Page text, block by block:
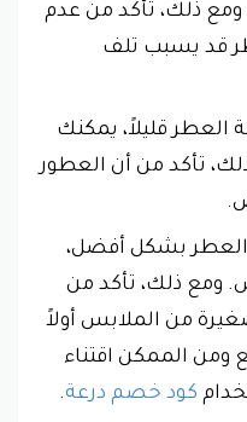
ذلك، تأكد من عدم
قد يسبب تلف
العطر قليلاً، يمكنك
تأكد من أن العطور
العطر بشكل أفضل،
ومع ذلك، تأكد من
من الملابس أولاً
ومن الممكن اقتناء
كود خصم درعة.